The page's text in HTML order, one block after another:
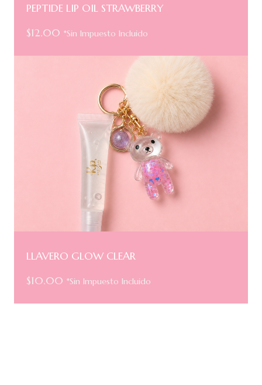
PEPTIDE LIP OIL STRAWBERRY
$12.00 *Sin Impuesto Incluido
LLAVERO GLOW CLEAR
$10.00 *Sin Impuesto Incluido